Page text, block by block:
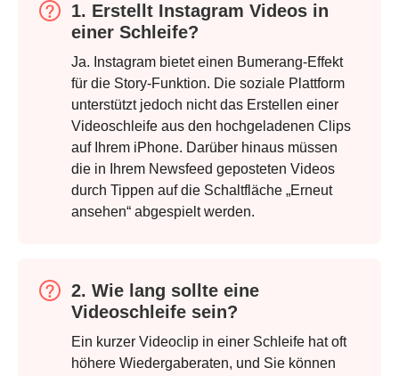
Schritt 1.
1. Erstellt Instagram Videos in
einer Schleife?
Ja. Instagram bietet einen Bumerang-Effekt
für die Story-Funktion. Die soziale Plattform
unterstützt jedoch nicht das Erstellen einer
Videoschleife aus den hochgeladenen Clips
auf Ihrem iPhone. Darüber hinaus müssen
die in Ihrem Newsfeed geposteten Videos
durch Tippen auf die Schaltfläche „Erneut
ansehen“ abgespielt werden.
2. Wie lang sollte eine
Videoschleife sein?
Ein kurzer Videoclip in einer Schleife hat oft
höhere Wiedergaberaten, und Sie können